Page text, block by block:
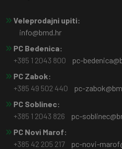
Veleprodajni upiti:
info@bmd.hr
PC Bedenica:
+385 1 2043 800
pc-
PC Zabok:
+385 49 502 440
pc-
PC Soblinec:
+385 1 2043 826
pc-
PC Novi Marof:
+385 42 205 217
pc-novi-